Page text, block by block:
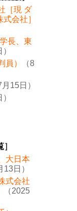
［現 ダ
会社］
長、東
員）
（8
月15日）
］
大日本
13日）
式会社
（2025